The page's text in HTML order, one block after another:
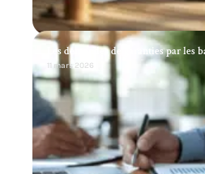
Les demandes de garanties par les
11 mars 2026